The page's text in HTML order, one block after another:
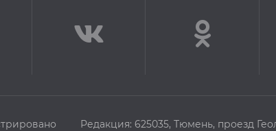
Редакция: 625035, Тюмень, проезд